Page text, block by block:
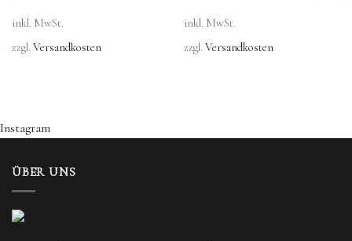
inkl. MwSt.
zzgl. Versandkosten
inkl. MwSt.
zzgl. Versandkosten
Instagram
ÜBER UNS